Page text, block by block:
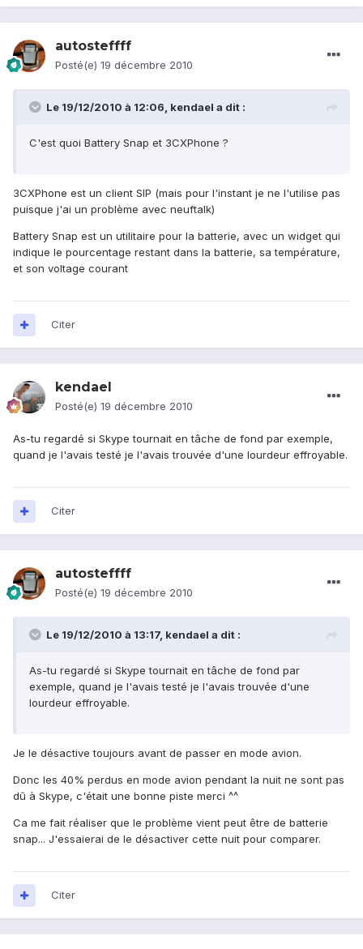
autosteffff
Posté(e) 19 décembre 2010
Le 19/12/2010 à 12:06, kendael a dit :
C'est quoi Battery Snap et 3CXPhone ?
3CXPhone est un client SIP (mais pour l'instant je ne l'utilise pas
puisque j'ai un problème avec neuftalk)
Battery Snap est un utilitaire pour la batterie, avec un widget qui
indique le pourcentage restant dans la batterie, sa température,
et son voltage courant
Citer
kendael
Posté(e) 19 décembre 2010
As-tu regardé si Skype tournait en tâche de fond par exemple,
quand je l'avais testé je l'avais trouvée d'une lourdeur effroyable.
Citer
autosteffff
Posté(e) 19 décembre 2010
Le 19/12/2010 à 13:17, kendael a dit :
As-tu regardé si Skype tournait en tâche de fond par
exemple, quand je l'avais testé je l'avais trouvée d'une
lourdeur effroyable.
Je le désactive toujours avant de passer en mode avion.
Donc les 40% perdus en mode avion pendant la nuit ne sont pas
dû à Skype, c'était une bonne piste merci ^^
Ca me fait réaliser que le problème vient peut être de batterie
snap... J'essaierai de le désactiver cette nuit pour comparer.
Citer